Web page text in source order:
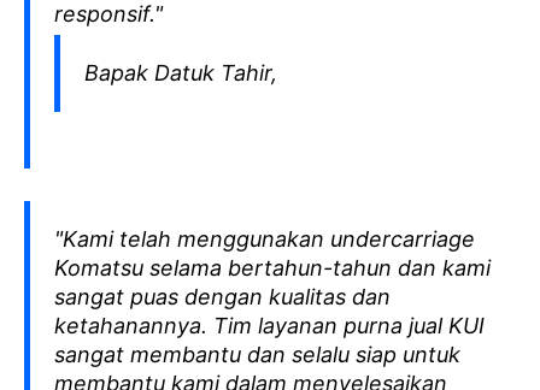
responsif."
Bapak Datuk Tahir,
"Kami telah menggunakan undercarriage
Komatsu selama bertahun-tahun dan kami
sangat puas dengan kualitas dan
ketahanannya. Tim layanan purna jual KUI
sangat membantu dan selalu siap untuk
membantu kami dalam menyelesaikan